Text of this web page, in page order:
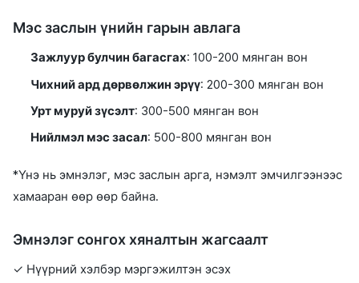
Мэс заслын үнийн гарын авлага
Зажлуур булчин багасгах: 100-200 мянган вон
Чихний ард дөрвөлжин эрүү: 200-300 мянган вон
Урт муруй зүсэлт: 300-500 мянган вон
Нийлмэл мэс засал: 500-800 мянган вон
*Үнэ нь эмнэлэг, мэс заслын арга, нэмэлт эмчилгээнээс
хамааран өөр өөр байна.
Эмнэлэг сонгох хяналтын жагсаалт
✓ Нүүрний хэлбэр мэргэжилтэн эсэх